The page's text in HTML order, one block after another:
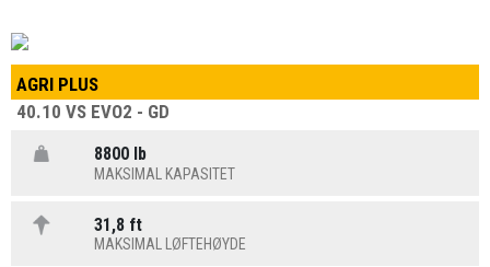
AGRI PLUS
40.10 VS EVO2 - GD
8800 lb
MAKSIMAL KAPASITET
31,8 ft
MAKSIMAL LØFTEHØYDE